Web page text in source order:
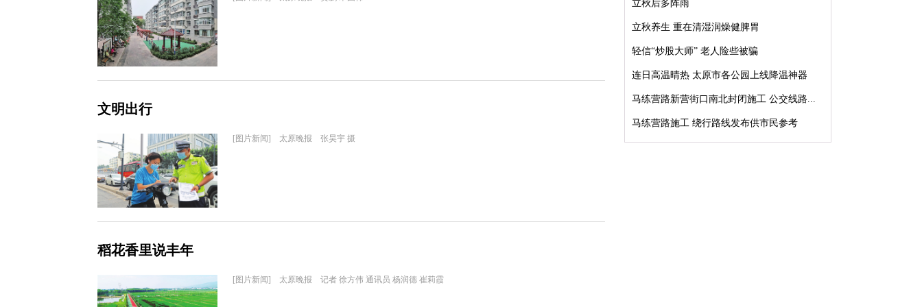
文明出行
[图片新闻] 太原晚报 张昊宇 摄
稻花香里说丰年
[图片新闻] 太原晚报 记者 徐方伟 通讯员 杨润德 崔莉霞
立秋后多阵雨
立秋养生 重在清湿润燥健脾胃
轻信“炒股大师” 老人险些被骗
连日高温晴热 太原市各公园上线降温神器
马练营路新营街口南北封闭施工 公交线路...
马练营路施工 绕行路线发布供市民参考